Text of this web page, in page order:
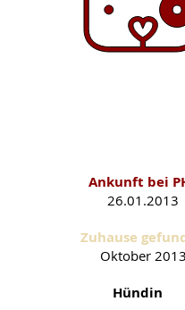
Ankunft bei
26.01 .2013
Zuhause
Oktober 2013
Hündin